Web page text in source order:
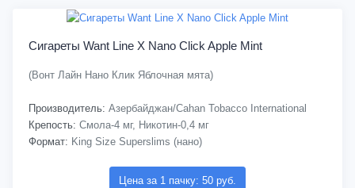
Сигареты Want Line X Nano Click Apple Mint
(Вонт Лайн Нано Клик Яблочная мята)
Производитель: Азербайджан/Cahan Tobacco International
Крепость: Смола-4 мг, Никотин-0,4 мг
Формат: King Size Superslims (нано)
Цена за 1 пачку: 50 руб.